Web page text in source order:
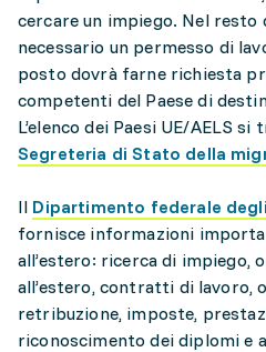
cercare un impiego. Nel resto
necessario un permesso di
posto dovrà farne richiesta
competenti del Paese di
L’elenco dei Paesi UE/AELS
Segreteria di Stato della
Il Dipartimento federale
fornisce informazioni
all’estero: ricerca di impiego,
all’estero, contratti di lavoro,
retribuzione, imposte,
riconoscimento dei diplomi e